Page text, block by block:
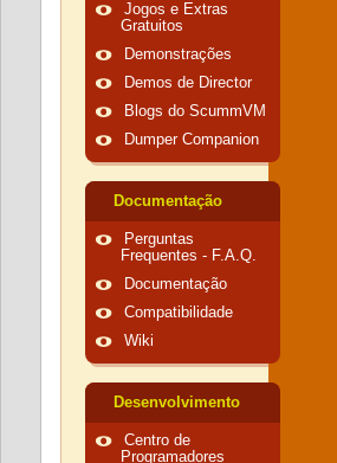
Jogos e Extras
Gratuitos
Demonstrações
Demos de Director
Blogs do ScummVM
Dumper Companion
Documentação
Perguntas
Frequentes - F.A.Q.
Documentação
Compatibilidade
Wiki
Desenvolvimento
Centro de
Programadores